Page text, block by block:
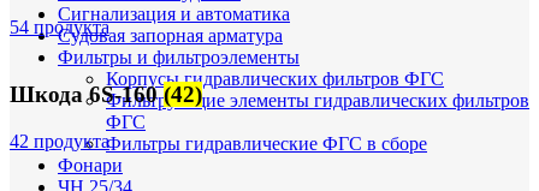
Сигнализация и автоматика
Судовая запорная арматура
Фильтры и фильтроэлементы
Корпусы гидравлических фильтров ФГС
Фильтрующие элементы гидравлических фильтров
ФГС
Фильтры гидравлические ФГС в сборе
Фонари
ЧН 25/34
54 продукта
Шкода 6S-160(42)
42 продукта